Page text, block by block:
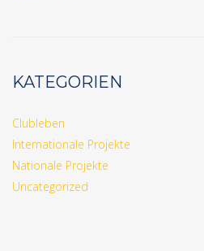
KATEGORIEN
Clubleben
Internationale Projekte
Nationale Projekte
Uncategorized